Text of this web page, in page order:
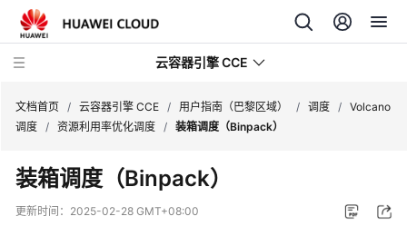
云容器引擎 CCE
最
文档首页 / 云容器引擎 CCE / 用户指南（巴黎区域） / 调度 / Volcano
调度 / 资源利用率优化调度 / 装箱调度（Binpack）
装箱调度（Binpack）
更新时间： 2025-02-28 GMT+08:00